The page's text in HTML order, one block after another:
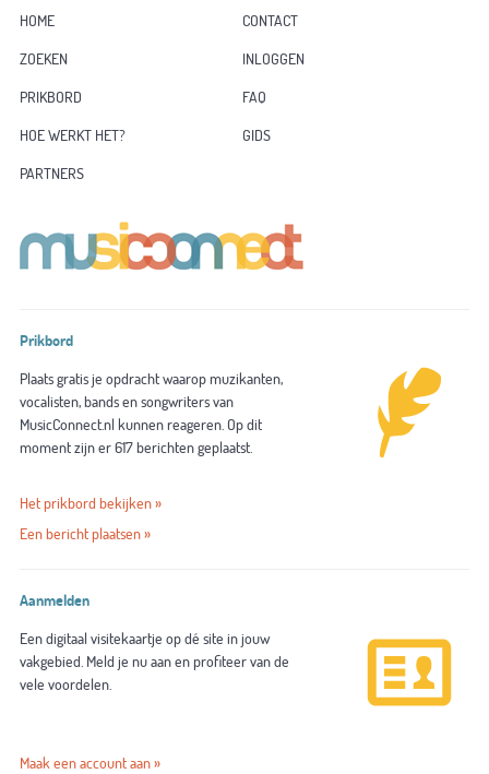
HOME
CONTACT
ZOEKEN
INLOGGEN
PRIKBORD
FAQ
HOE WERKT HET?
GIDS
PARTNERS
Prikbord
Plaats gratis je opdracht waarop muzikanten,
vocalisten, bands en songwriters van
MusicConnect.nl kunnen reageren. Op dit
moment zijn er 617 berichten geplaatst.
Het prikbord bekijken »
Een bericht plaatsen »
Aanmelden
Een digitaal visitekaartje op dé site in jouw
vakgebied. Meld je nu aan en profiteer van de
vele voordelen.
Maak een account aan »